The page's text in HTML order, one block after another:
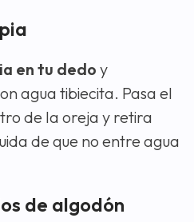
en tu dedo y
agua tibiecita. Pasa el
de la oreja y retira
de que no entre agua
de algodón